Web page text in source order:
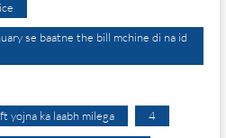
se baatne the bill mchine di na id
yojna ka laabh milega 4